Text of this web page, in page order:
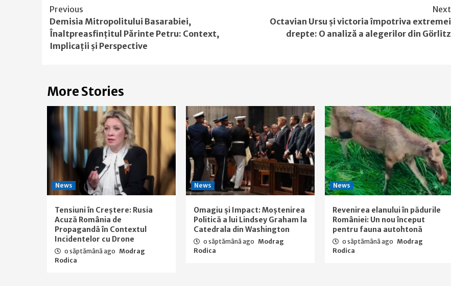
Continue
Reading
Previous
Demisia Mitropolitului Basarabiei,
Înaltpreasfințitul Părinte Petru: Context,
Implicații și Perspective
Next
Octavian Ursu și victoria împotriva extremei
drepte: O analiză a alegerilor din Görlitz
More Stories
News
Tensiuni în Creștere: Rusia
Acuză România de
Propagandă în Contextul
Incidentelor cu Drone
o săptămână ago Modrag
Rodica
News
Omagiu și Impact: Moștenirea
Politică a lui Lindsey Graham la
Catedrala din Washington
o săptămână ago Modrag
Rodica
News
Revenirea elanului în pădurile
României: Un nou început
pentru fauna autohtonă
o săptămână ago Modrag
Rodica